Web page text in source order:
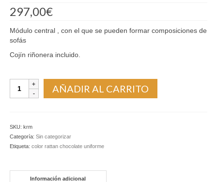
297,00€
Módulo central , con el que se pueden formar composiciones de
sofás
Cojín riñonera incluido.
Módulo
central
AÑADIR AL CARRITO
SKU: krm
Categoría: Sin categorizar
Etiqueta: color rattan chocolate uniforme
Información adicional